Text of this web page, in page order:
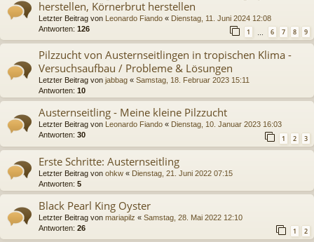
herstellen, Körnerbrut herstellen
Letzter Beitrag von Leonardo Fiando « Dienstag, 11. Juni 2024 12:08
Antworten: 126 1 … 6 7 8 9
Pilzzucht von Austernseitlingen in tropischen Klima -
Versuchsaufbau / Probleme & Lösungen
Letzter Beitrag von jabbag « Samstag, 18. Februar 2023 15:11
Antworten: 10
Austernseitling - Meine kleine Pilzzucht
Letzter Beitrag von Leonardo Fiando « Dienstag, 10. Januar 2023 16:03
Antworten: 30 1 2 3
Erste Schritte: Austernseitling
Letzter Beitrag von ohkw « Dienstag, 21. Juni 2022 07:15
Antworten: 5
Black Pearl King Oyster
Letzter Beitrag von mariapilz « Samstag, 28. Mai 2022 12:10
Antworten: 26 1 2